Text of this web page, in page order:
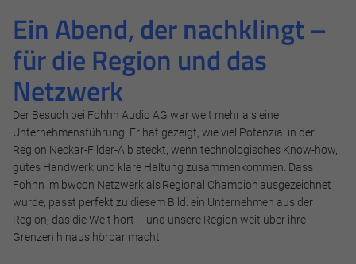
Ein Abend, der nachklingt –
für die Region und das
Netzwerk
Der Besuch bei Fohhn Audio AG war weit mehr als eine
Unternehmensführung. Er hat gezeigt, wie viel Potenzial in der
Region Neckar-Filder-Alb steckt, wenn technologisches Know-how,
gutes Handwerk und klare Haltung zusammenkommen. Dass
Fohhn im bwcon Netzwerk als Regional Champion ausgezeichnet
wurde, passt perfekt zu diesem Bild: ein Unternehmen aus der
Region, das die Welt hört – und unsere Region weit über ihre
Grenzen hinaus hörbar macht.